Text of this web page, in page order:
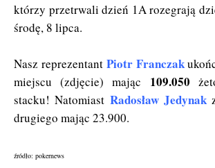
którzy przetrwali dzień 1A rozegrają
środę, 8 lipca.
Nasz reprezentant Piotr Franczak
miejscu (zdjęcie) mając 109.050
stacku! Natomiast Radosław Jedynak
drugiego mając 23.900.
źródło: pokernews